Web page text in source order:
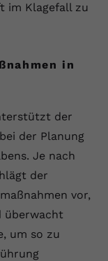
im Klagefall zu
in
der
der Planung
Je nach
der
vor,
überwacht
um so zu
ID, um
um die
zu
YouTube-